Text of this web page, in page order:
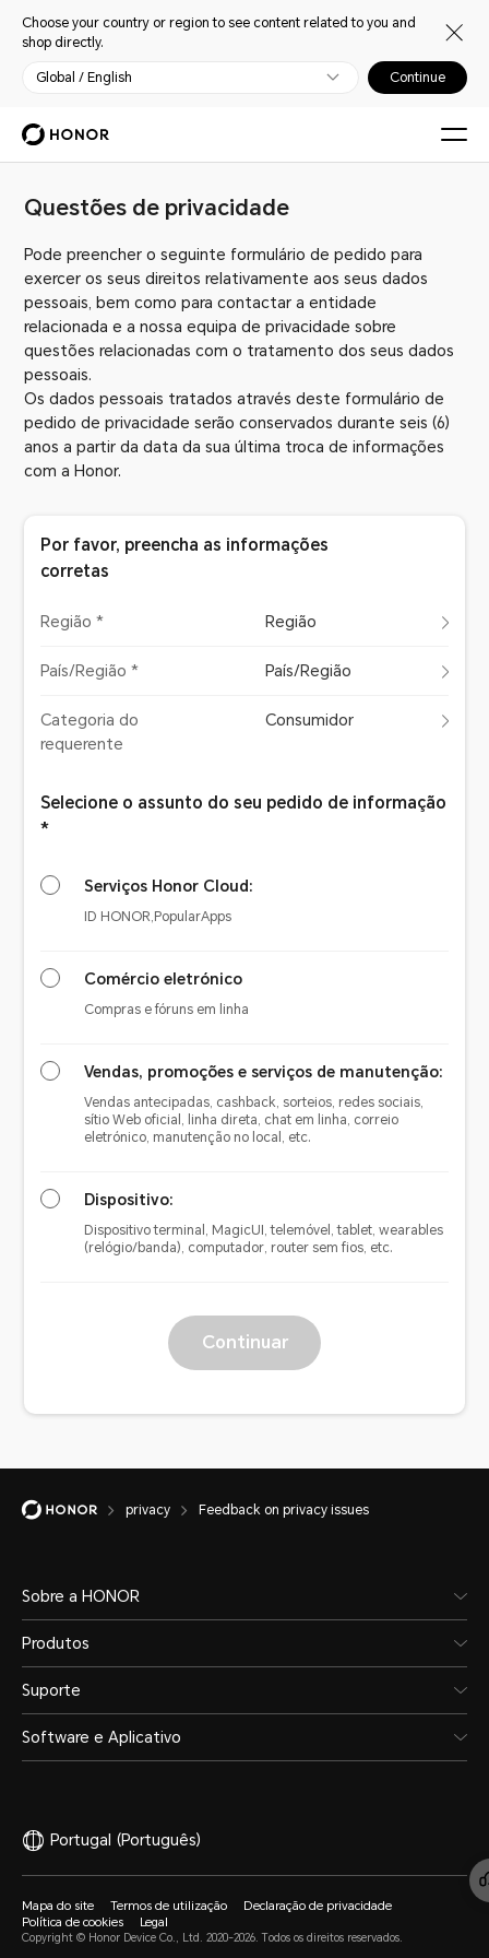
Choose your country or region to see content related to you and
shop directly.
Global / English Continue
Questões de privacidade
Pode preencher o seguinte formulário de pedido para
exercer os seus direitos relativamente aos seus dados
pessoais, bem como para contactar a entidade
relacionada e a nossa equipa de privacidade sobre
questões relacionadas com o tratamento dos seus dados
pessoais.
Os dados pessoais tratados através deste formulário de
pedido de privacidade serão conservados durante seis (6)
anos a partir da data da sua última troca de informações
com a Honor.
Por favor, preencha as informações
corretas
Região * Região
País/Região * País/Região
Categoria do
requerente
Consumidor
Selecione o assunto do seu pedido de informação
*
Serviços Honor Cloud:
ID HONOR,PopularApps
Comércio eletrónico
Compras e fóruns em linha
Vendas, promoções e serviços de manutenção:
Vendas antecipadas, cashback, sorteios, redes sociais,
sítio Web oficial, linha direta, chat em linha, correio
eletrónico, manutenção no local, etc.
Dispositivo:
Dispositivo terminal, MagicUI, telemóvel, tablet, wearables
(relógio/banda), computador, router sem fios, etc.
Continuar
privacy Feedback on privacy issues
Sobre a HONOR
Produtos
Suporte
Software e Aplicativo
Portugal (Português)
Mapa do site Termos de utilização
Declaração de privacidade
Política de cookies
Legal
Copyright © Honor Device Co., Ltd. 2020-2026. Todos os direitos reservados.